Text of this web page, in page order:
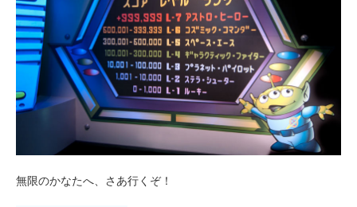
無限のかなたへ、さあ行くぞ！